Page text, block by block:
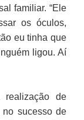
familiar. “Ele
os óculos,
eu tinha que
ligou. Aí
realização de
no sucesso de